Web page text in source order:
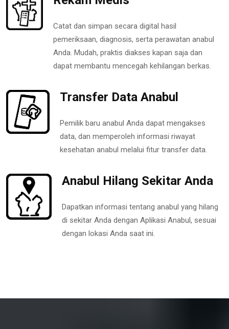
Catat dan simpan secara digital hasil
pemeriksaan, diagnosis, serta perawatan anabul
Anda. Mudah, praktis diakses kapan saja dan
dapat membantu mencegah kehilangan berkas.
Transfer Data Anabul
Pemilik baru anabul Anda dapat mengakses
data, dan memperoleh informasi riwayat
kesehatan anabul melalui fitur transfer data.
Anabul Hilang Sekitar Anda
Dapatkan informasi tentang anabul yang hilang
di sekitar Anda dengan Aplikasi Anabul, sesuai
dengan lokasi Anda saat ini.